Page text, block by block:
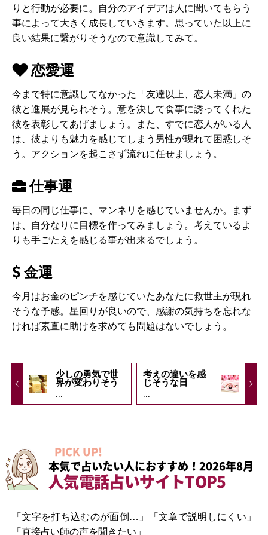
りと行動が必要に。自分のアイデアは人に聞いてもらう
事によって大きく成長していきます。思っていた以上に
良い結果に繋がりそうなので意識してみて。
恋愛運
今まで特に意識してなかった「友達以上、恋人未満」の
彼と進展が見られそう。意を決して食事に誘ってくれた
彼を表彰してあげましょう。また、すでに恋人がいる人
は、彼よりも魅力を感じてしまう男性が現れて困惑しそ
う。アクションを起こさず流れに任せましょう。
仕事運
毎日の同じ仕事に、マンネリを感じていませんか。まず
は、自分なりに目標を作ってみましょう。考えているよ
りも手ごたえを感じる事が出来るでしょう。
金運
今月はお金のピンチを感じていたあなたに救世主が現れ
そうな予感。星回りが良いので、感謝の気持ちを忘れな
ければ素直に助けを求めても問題はないでしょう。
少しの勇気で世
界が変わりそう
...
考えの違いを感
じそうな日
...
PICK UP!
本気で占いたい人におすすめ！2026年8月
人気電話占いサイトTOP5
「文字を打ち込むのが面倒…」「文章で説明しにくい」
「直接占い師の声を聞きたい」